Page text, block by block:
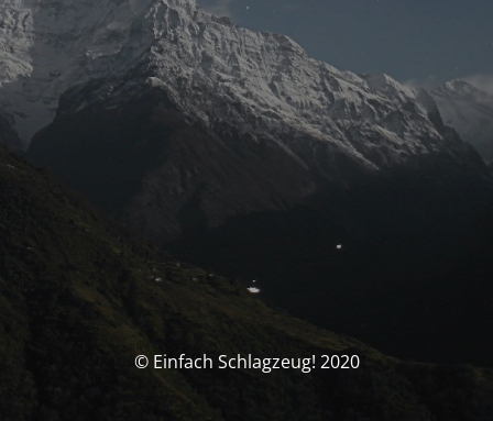
© Einfach Schlagzeug! 2020